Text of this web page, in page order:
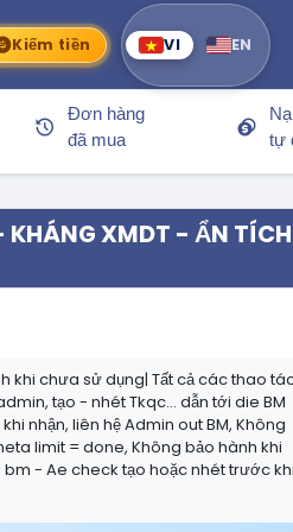
Kiếm tiền VI EN
Đơn hàng
đã mua
tự
KHÁNG XMDT - ẨN
khi chưa sử dụng| Tất cả các thao
tạo - nhét Tkqc... dẫn tới die BM
nhận, liên hệ Admin out BM, Không
limit = done, Không bảo hành khi
- Ae check tạo hoặc nhét trước